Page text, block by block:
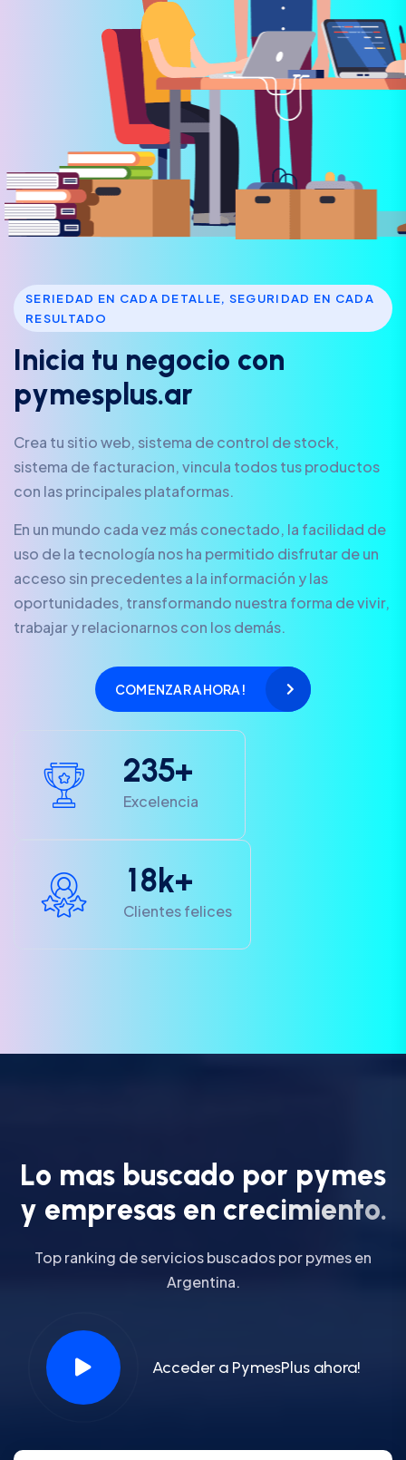
SERIEDAD EN CADA DETALLE, SEGURIDAD EN CADA
RESULTADO
Inicia tu negocio con
pymesp us.ar
Crea tu sitio web, sistema de control de stock,
sistema de facturacion, vincula todos tus productos
con las principales plataformas.
En un mundo cada vez más conectado, la facilidad de
uso de la tecnología nos ha permitido disfrutar de un
acceso sin precedentes a la información y las
oportunidades, transformando nuestra forma de vivir,
trabajar y relacionarnos con los demás.
COMENZAR AHORA!
235+
Excelencia
18k+
Clientes felices
Lo mas buscado por pymes
y empresas en crecimiento.
Top ranking de servicios buscados por pymes en
Argentina.
Acceder a PymesPlus ahora!